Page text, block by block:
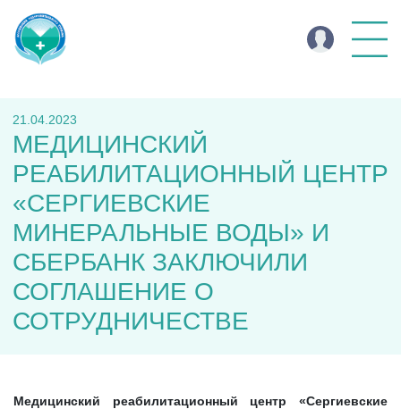
21.04.2023
МЕДИЦИНСКИЙ
РЕАБИЛИТАЦИОННЫЙ ЦЕНТР
«СЕРГИЕВСКИЕ
МИНЕРАЛЬНЫЕ ВОДЫ» И
СБЕРБАНК ЗАКЛЮЧИЛИ
СОГЛАШЕНИЕ О
СОТРУДНИЧЕСТВЕ
Медицинский реабилитационный центр «Сергиевские